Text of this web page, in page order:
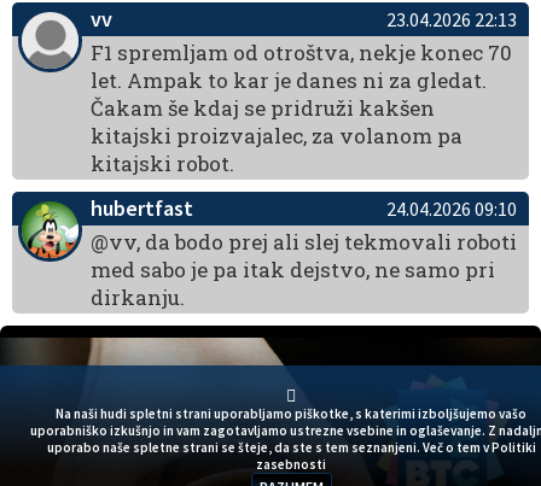
Na naši hudi spletni strani uporabljamo piškotke, s katerimi izboljšujemo vašo
uporabniško izkušnjo in vam zagotavljamo ustrezne vsebine in oglaševanje. Z
uporabo naše spletne strani se šteje, da ste s tem seznanjeni. Več o tem vPolitiki
zasebnosti
vv
23.04.2026 22:13
F1 spremljam od otroštva, nekje konec 70
let. Ampak to kar je danes ni za gledat.
Čakam še kdaj se pridruži kakšen
kitajski proizvajalec, za volanom pa
kitajski robot.
hubertfast
24.04.2026 09:10
@vv, da bodo prej ali slej tekmovali roboti
med sabo je pa itak dejstvo, ne samo pri
dirkanju.